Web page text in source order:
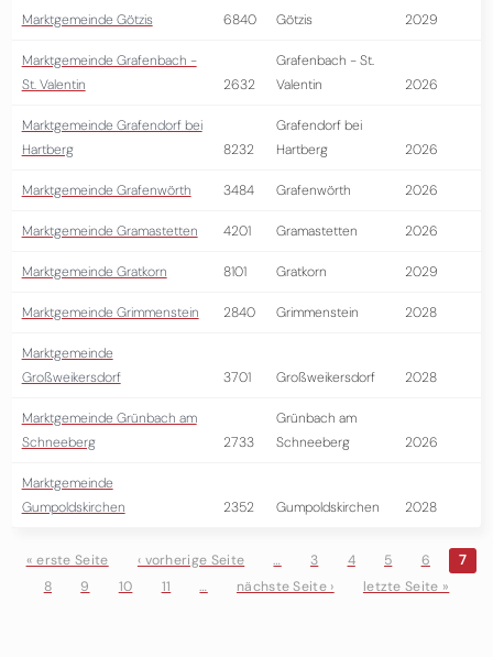
Marktgemeinde Götzis 6840 Götzis 2029
Marktgemeinde Grafenbach -
St. Valentin
2632
Grafenbach - St.
Valentin
2026
Marktgemeinde Grafendorf bei
Hartberg
8232
Grafendorf bei
Hartberg
2026
Marktgemeinde Grafenwörth 3484 Grafenwörth 2026
Marktgemeinde Gramastetten 4201 Gramastetten 2026
Marktgemeinde Gratkorn 8101 Gratkorn 2029
Marktgemeinde Grimmenstein 2840 Grimmenstein 2028
Marktgemeinde
Großweikersdorf
3701 Großweikersdorf 2028
Marktgemeinde Grünbach am
Schneeberg
2733
Grünbach am
Schneeberg
2026
Marktgemeinde
Gumpoldskirchen
2352 Gumpoldskirchen 2028
Seiten
« erste Seite ‹ vorherige Seite … 3 4 5 6
7
8
9 10 11 … nächste Seite › letzte Seite »